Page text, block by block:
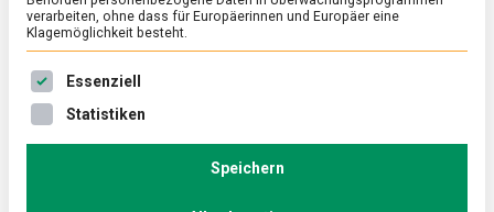
Wasser
3. Juni 2022
Kaltes
Hitze, Schweiß und Durst – der Sommer rückt immer
näher – umso wichtiger, jetzt ausreichend Wasser zu
trinken. Dabei ist es nicht immer notwendig, schwere
verarbeiten, ohne dass für Europäerinnen und Europäer eine
Klagemöglichkeit besteht.
Es folgt eine Liste der Service-Gruppen, für die eine
Essenziell
Statistiken
Speichern